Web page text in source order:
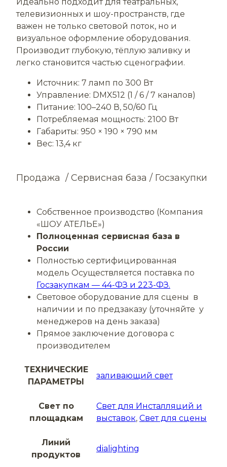
телевизионных и шоу-пространств, где
важен не только световой поток, но и
визуальное оформление оборудования.
Производит глубокую, тёплую заливку и
легко становится частью сценографии.
Источник: 7 ламп по 300 Вт
Управление: DMX512 (1 / 6 / 7 каналов)
Питание: 100–240 В, 50/60 Гц
Потребляемая мощность: 2100 Вт
Габариты: 950 × 190 × 790 мм
Вес: 13,4 кг
Продажа / Сервисная база / Госзакупки
Собственное производство (Компания
«ШОУ АТЕЛЬЕ»)
Полноценная сервисная база в
России
Полностью сертифицированная
модель Осуществляется поставка по
Госзакупкам — 44-ФЗ и 223-ФЗ.
Световое оборудование для сцены в
наличии и по предзаказу (уточняйте у
менеджеров на день заказа)
Прямое заключение договора с
производителем
ТЕХНИЧЕСКИЕ
ПАРАМЕТРЫ
заливающий свет
Свет по
площадкам
Свет для Инсталляций и
выставок, Свет для сцены
Линий
продуктов
dialighting